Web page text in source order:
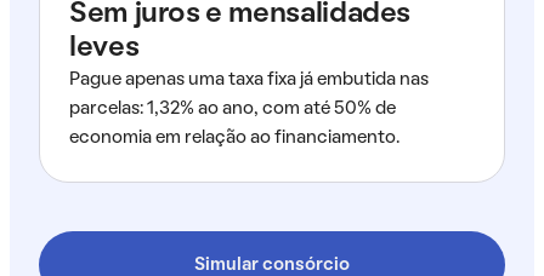
Sem juros e mensalidades
leves
Pague apenas uma taxa fixa já embutida nas
parcelas: 1,32% ao ano, com até 50% de
economia em relação ao financiamento.
Simular consórcio